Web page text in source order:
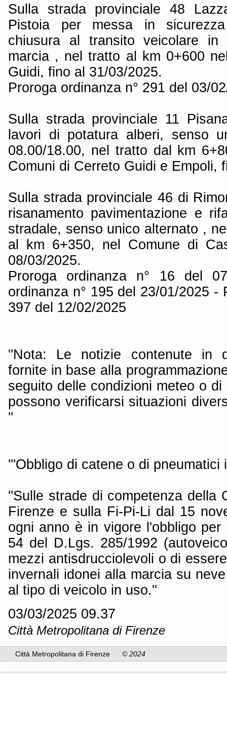
Sulla strada provinciale 48
Pistoia per messa in
chiusura al transito veicolare
marcia , nel tratto al km 0+600
Guidi, fino al 31/03/2025.
Proroga ordinanza n° 291 del 03/
Sulla strada provinciale 11
lavori di potatura alberi, senso
08.00/18.00, nel tratto dal km
Comuni di Cerreto Guidi e Empoli,
Sulla strada provinciale 46 di
risanamento pavimentazione e
stradale, senso unico alternato ,
al km 6+350, nel Comune di
08/03/2025.
Proroga ordinanza n° 16 del
ordinanza n° 195 del 23/01/2025 -
397 del 12/02/2025
''Nota: Le notizie contenute in
fornite in base alla
seguito delle condizioni meteo o
possono verificarsi situazioni
''
'''Obbligo di catene o di pneumatici
''Sulle strade di competenza della
Firenze e sulla Fi-Pi-Li dal 15
ogni anno è in vigore l'obbligo
54 del D.Lgs. 285/1992
mezzi antisdrucciolevoli o di
invernali idonei alla marcia su
al tipo di veicolo in uso.''
03/03/2025 09.37
Città Metropolitana di Firenze
Città Metropolitana di Firenze © 2024